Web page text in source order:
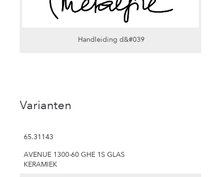
Handleiding d&#039
Varianten
65.31143
AVENUE 1300-60 GHE 1S GLAS
KERAMIEK